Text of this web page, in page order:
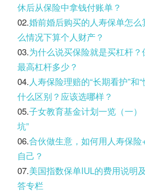
休后从保险中拿钱付账单？
02.婚前婚后购买的人寿保单怎
么情况下算个人财产？
03.为什么说买保险就是买杠杆？
最高杠杆多少？
04.人寿保险理赔的“长期看护”和
什么区别？应该选哪样？
05.子女教育基金计划一览（一）
坑”
06.合伙做生意，如何用人寿保
自己？
07.美国指数保单IUL的费用说明
答专栏